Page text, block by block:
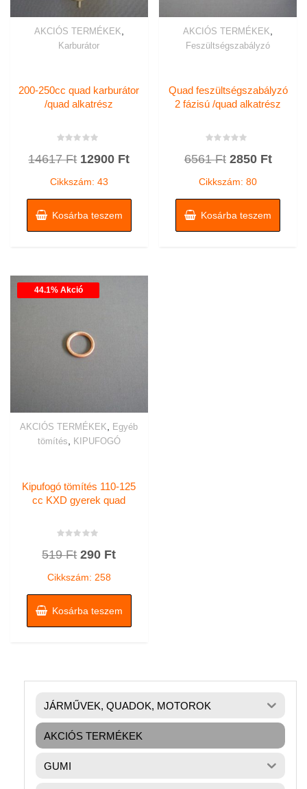
AKCIÓS TERMÉKEK
Karburátor
200-250cc quad karburátor
/quad alkatrész
0
14617Ft Original
price
14617 Ft.
12900 FtCurrent
Cikkszám: 43
Kosárba teszem
AKCIÓS TERMÉKEK
Feszültségszabályzó
Quad feszültségszabályzó
2 fázisú /quad alkatrész
0
6561Ft Original
price
6561 Ft.
2850 Ft
Cikkszám: 80
Kosárba teszem
44.1% Akció
AKCIÓS TERMÉKEK, Egyéb
tömítés, KIPUFOGÓ
Kipufogó tömítés 110-125
cc KXD gyerek quad
0
519Ft Original
price
was:
519 Ft.
290 FtCurrent
is:
290 Ft.
Cikkszám: 258
Kosárba teszem
JÁRMŰVEK, QUADOK, MOTOROK
AKCIÓS TERMÉKEK
GUMI